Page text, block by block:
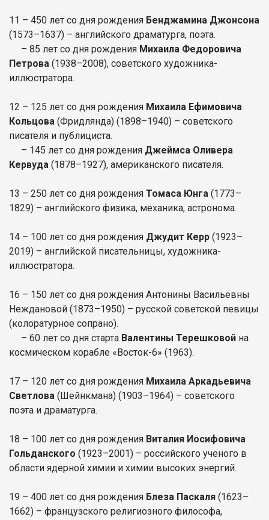
11 – 450 лет со дня рождения Бенджамина Джонсона
(1573–1637) – английского драматурга, поэта.
– 85 лет со дня рождения Михаила Федоровича
Петрова (1938–2008), советского художника-
иллюстратора.
12 – 125 лет со дня рождения Михаила Ефимовича
Кольцова (Фридлянда) (1898–1940) – советского
писателя и публициста.
– 145 лет со дня рождения Джеймса Оливера
Кервуда (1878–1927), американского писателя.
13 – 250 лет со дня рождения Томаса Юнга (1773–
1829) – английского физика, механика, астронома.
14 – 100 лет со дня рождения Джудит Керр (1923–
2019) – английской писательницы, художника-
иллюстратора.
16 – 150 лет со дня рождения Антонины Васильевны
Неждановой (1873–1950) – русской советской певицы
(колоратурное сопрано).
– 60 лет со дня старта Валентины Терешковой на
космическом корабле «Восток-6» (1963).
17 – 120 лет со дня рождения Михаила Аркадьевича
Светлова (Шейнкмана) (1903–1964) – советского
поэта и драматурга.
18 – 100 лет со дня рождения Виталия Иосифовича
Гольданского (1923–2001) – российского ученого в
области ядерной химии и химии высоких энергий.
19 – 400 лет со дня рождения Блеза Паскаля (1623–
1662) – французского религиозного философа,